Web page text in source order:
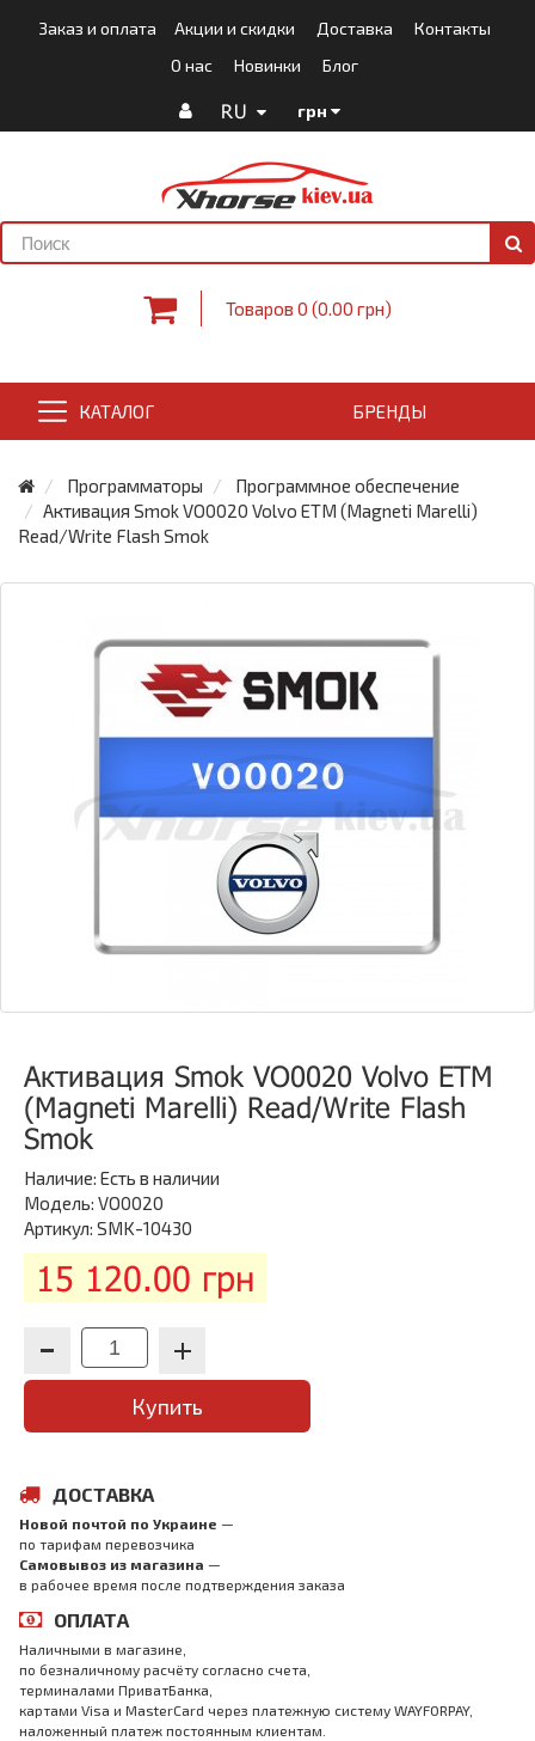
Заказ и оплата Акции и скидки Доставка
Контакты
О нас
Новинки Блог
RU грн
Товаров 0 (0.00 грн)
КАТАЛОГ БРЕНДЫ
Программаторы
Программное обеспечение
Активация Smok VO0020 Volvo ETM (Magneti Marelli)
Read/Write Flash Smok
Активация Smok VO0020 Volvo ETM
(Magneti Marelli) Read/Write Flash
Smok
Наличие: Есть в наличии
Модель: VO0020
Артикул: SMK-10430
15 120.00 грн
Купить
ДОСТАВКА
Новой почтой по Украине —
по тарифам перевозчика
Самовывоз из магазина —
в рабочее время после подтверждения заказа
ОПЛАТА
Наличными в магазине,
по безналичному расчёту согласно счета,
терминалами ПриватБанка,
картами Visa и MasterCard через платежную систему WAYFORPAY,
наложенный платеж постоянным клиентам.